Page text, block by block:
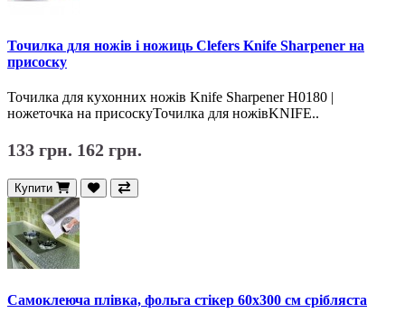
Точилка для ножів і ножиць Clefers Knife Sharpener на
присоску
Точилка для кухонних ножів Knife Sharpener H0180 |
ножеточка на присоскуТочилка для ножівKNIFE..
133 грн. 162 грн.
Купити
Самоклеюча плівка, фольга стікер 60x300 см срібляста